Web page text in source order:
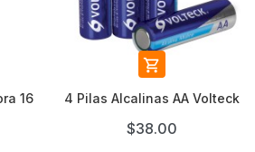
16

4 Pilas Alcalinas AA Volteck
$38.00